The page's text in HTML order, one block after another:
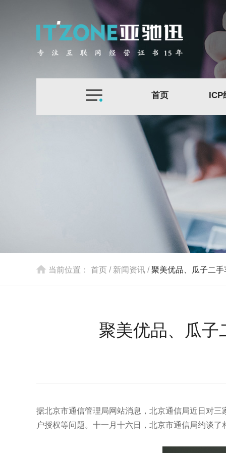
首页 ICP
当前位置： 首页 / 新闻资讯 / 聚美优品、瓜子二
聚美优品、瓜子
据北京市通信管理局网站消息，北京通信局近日对
户授权等问题。十一月十六日，北京市通信局约谈